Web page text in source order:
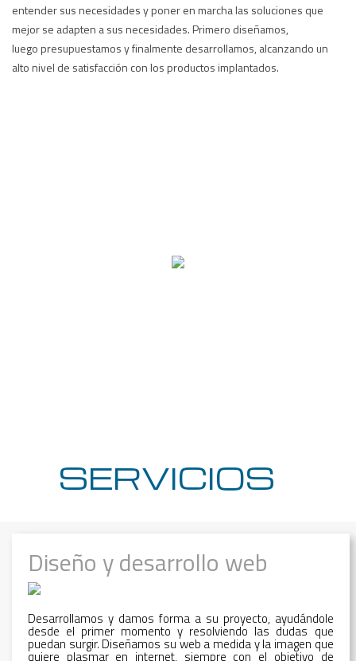
entender sus necesidades y poner en marcha las soluciones que
mejor se adapten a sus necesidades. Primero diseñamos,
luego presupuestamos y finalmente desarrollamos, alcanzando un
alto nivel de satisfacción con los productos implantados.
SERVICIOS
Diseño y desarrollo web
Desarrollamos y damos forma a su proyecto, ayudándole
desde el primer momento y resolviendo las dudas que
puedan surgir. Diseñamos su web a medida y la imagen que
quiere plasmar en internet, siempre con el objetivo de